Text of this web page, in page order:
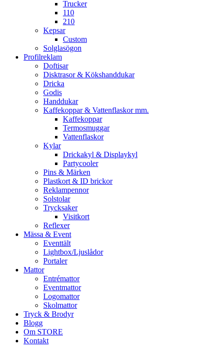
Trucker
110
210
Kepsar
Custom
Solglasögon
Profilreklam
Doftisar
Disktrasor & Kökshanddukar
Dricka
Godis
Handdukar
Kaffekoppar & Vattenflaskor mm.
Kaffekoppar
Termosmuggar
Vattenflaskor
Kylar
Drickakyl & Displaykyl
Partycooler
Pins & Märken
Plastkort & ID brickor
Reklampennor
Solstolar
Trycksaker
Visitkort
Reflexer
Mässa & Event
Eventtält
Lightbox/Ljuslådor
Portaler
Mattor
Entrémattor
Eventmattor
Logomattor
Skolmattor
Tryck & Brodyr
Blogg
Om STORE
Kontakt